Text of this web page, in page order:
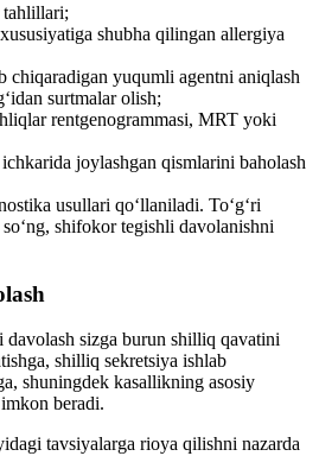
shubha qilingan allergiya
chiqaradigan yuqumli agentni aniqlash
surtmalar olish;
rentgenogrammasi, MRT yoki
joylashgan qismlarini baholash
usullari qo‘llaniladi. To‘g‘ri
shifokor tegishli davolanishni
sizga burun shilliq qavatini
shilliq sekretsiya ishlab
shuningdek kasallikning asosiy
beradi.
tavsiyalarga rioya qilishni nazarda